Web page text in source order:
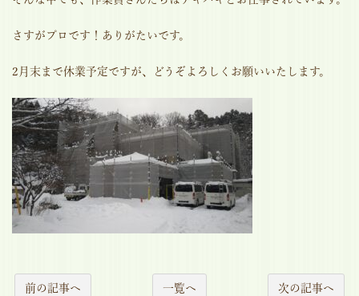
さすがプロです！ありがたいです。
2月末まで休業予定ですが、どうぞよろしくお願いいたします。
前の記事へ 一覧へ 次の記事へ